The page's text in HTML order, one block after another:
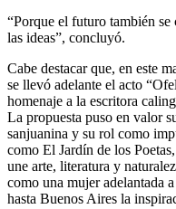
“Porque el futuro también
las ideas”, concluyó.
Cabe destacar que, en este
se llevó adelante el acto
homenaje a la escritora
La propuesta puso en valor
sanjuanina y su rol como
como El Jardín de los
une arte, literatura y
como una mujer adelantada
hasta Buenos Aires la